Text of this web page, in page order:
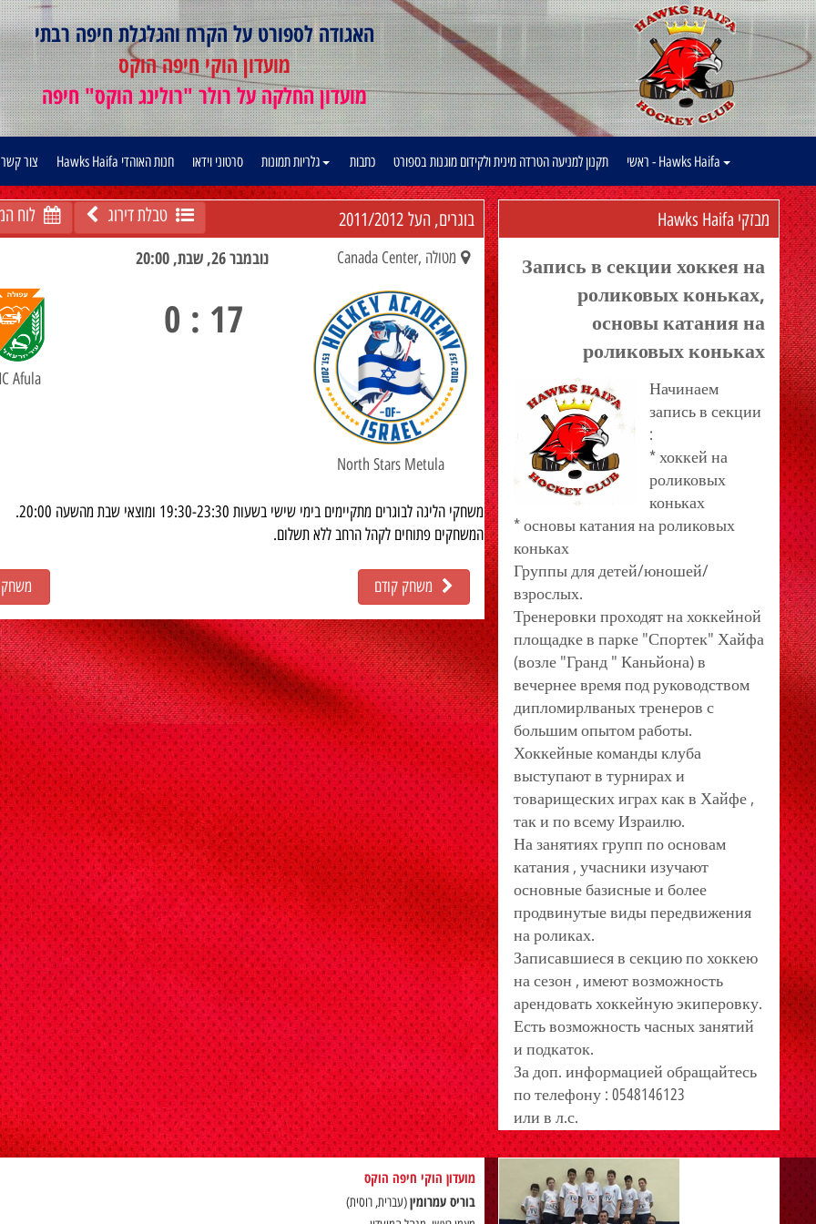
האגודה לספורט על הקרח והגלגלת חיפה רבתי
מועדון הוקי חיפה הוקס
מועדון החלקה על רולר "רולינג הוקס" חיפה
תקנון למניעה הטרדה מינית ולקידום מוגנות בספורט כתבות גלריות תמונות סרטוני וידאו חנות האוהדי Hawks Haifa צור קשר
מבזקי Hawks Haifa
Запись в секции хоккея на
роликовых коньках,
основы катания на
роликовых коньках
Начинаем
запись в секции
:
* хоккей на
роликовых
коньках
* основы катания на роликовых
коньках
Группы для детей/юношей/
взрослых.
Тренеровки проходят на хоккейной
площадке в парке "Спортек" Хайфа
(возле "Гранд " Каньйона) в
вечернее время под руководством
дипломирлваных тренеров с
большим опытом работы.
Хоккейные команды клуба
выступают в турнирах и
товарищеских играх как в Хайфе ,
так и по всему Израилю.
На занятиях групп по основам
катания , учасники изучают
основные базисные и более
продвинутые виды передвижения
на роликах.
Записавшиеся в секцию по хоккею
на сезон , имеют возможность
арендовать хоккейную экиперовку.
Есть возможность часных занятий
и подкаток.
За доп. информацией обращайтесь
по телефону : 0548146123
или в л.с.
בוגרים, העל 2011/2012 לוח טבלת דירוג
מטולה ,Canada Center נובמבר 26, שבת, 20:00
North Stars Metula
17 : 0
Afula
משחקי הליגה לבוגרים מתקיימים בימי שישי בשעות 19:30-23:30 ומוצאי שבת מהשעה 20:00.
המשחקים פתוחים לקהל הרחב ללא תשלום.
משחק קודם
מועדון הוקי חיפה הוקס
בוריס עמרומין(עברית, רוסית)